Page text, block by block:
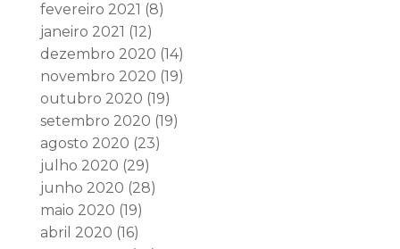
fevereiro 2021 (8)
janeiro 2021 (12)
dezembro 2020 (14)
novembro 2020 (19)
outubro 2020 (19)
setembro 2020 (19)
agosto 2020 (23)
julho 2020 (29)
junho 2020 (28)
maio 2020 (19)
abril 2020 (16)